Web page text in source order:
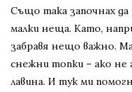
Също така започнах да
малки неща. Като,
забравя нещо важно.
снежни топки – ако не
лавина. И тук ми